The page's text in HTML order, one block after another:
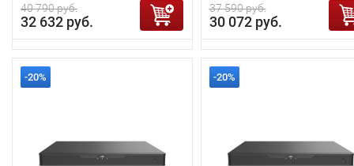
40 790 руб.
32 632 руб.
37 590 руб.
30 072 руб.
-20% -20%